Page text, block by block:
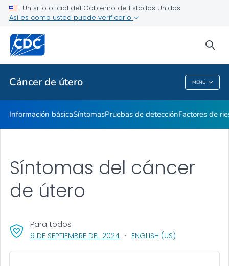
Un sitio oficial del Gobierno de Estados Unidos
Así es como usted puede verificarlo
Cáncer de útero MENÚ
Recursos para compartir
Temas relacionados
Cáncer De Útero
Información básicaSíntomasPruebas de detecciónFactores de
9 DE SEPTIEMBRE DEL 2024, VISIT LINK FOR DETAILS.
ENGLISH (US)
Para todos
Síntomas del cáncer
de útero